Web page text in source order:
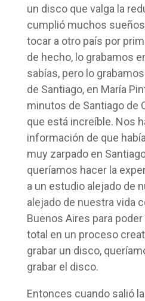
un disco que valga la
cumplió muchos
tocar a otro país por
de hecho, lo grabamos
sabías, pero lo
de Santiago, en María
minutos de Santiago de
que está increíble. Nos
información de que
muy zarpado en
queríamos hacer la
a un estudio alejado de
alejado de nuestra vida
Buenos Aires para
total en un proceso
grabar un disco,
grabar el disco.
Entonces cuando salió